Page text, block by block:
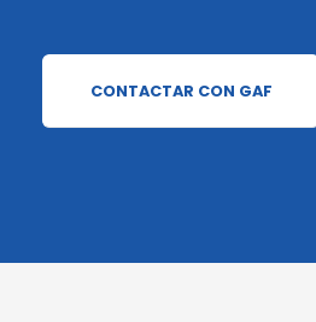
CONTACTAR CON GAF